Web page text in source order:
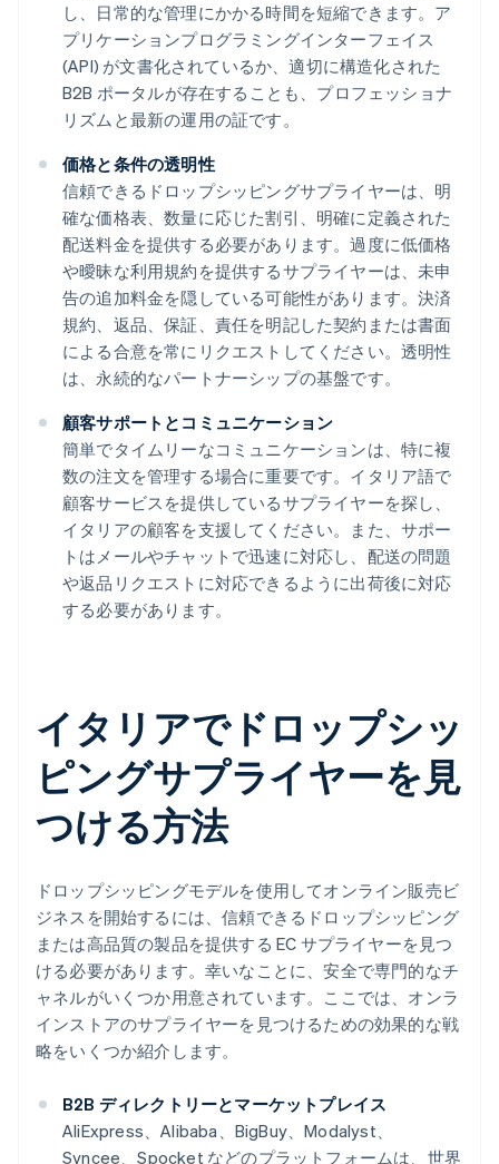
し、日常的な管理にかかる時間を短縮できます。ア
プリケーションプログラミングインターフェイス
(API) が文書化されているか、適切に構造化された
B2B ポータルが存在することも、プロフェッショナ
リズムと最新の運用の証です。
価格と条件の透明性
信頼できるドロップシッピングサプライヤーは、明
確な価格表、数量に応じた割引、明確に定義された
配送料金を提供する必要があります。過度に低価格
や曖昧な利用規約を提供するサプライヤーは、未申
告の追加料金を隠している可能性があります。決済
規約、返品、保証、責任を明記した契約または書面
による合意を常にリクエストしてください。透明性
は、永続的なパートナーシップの基盤です。
顧客サポートとコミュニケーション
簡単でタイムリーなコミュニケーションは、特に複
数の注文を管理する場合に重要です。イタリア語で
顧客サービスを提供しているサプライヤーを探し、
イタリアの顧客を支援してください。また、サポー
トはメールやチャットで迅速に対応し、配送の問題
や返品リクエストに対応できるように出荷後に対応
する必要があります。
イタリアでドロップシッ
ピングサプライヤーを見
つける方法
ドロップシッピングモデルを使用してオンライン販売ビ
ジネスを開始するには、信頼できるドロップシッピング
または高品質の製品を提供する EC サプライヤーを見つ
ける必要があります。幸いなことに、安全で専門的なチ
ャネルがいくつか用意されています。ここでは、オンラ
インストアのサプライヤーを見つけるための効果的な戦
略をいくつか紹介します。
B2B ディレクトリーとマーケットプレイス
AliExpress、Alibaba、BigBuy、Modalyst、
Syncee、Spocket などのプラットフォームは、世界